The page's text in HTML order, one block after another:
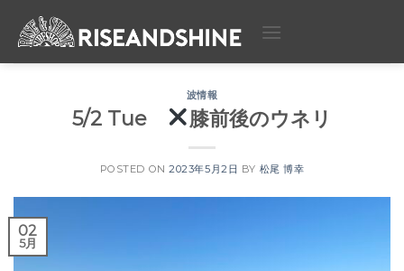
波情報
5/2 Tue 膝前後のウネリ
POSTED ON2023年5月2日 BY 松尾 博幸
02
5月